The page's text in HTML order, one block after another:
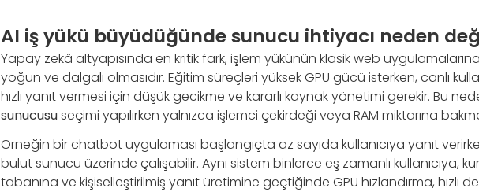
AI iş yükü büyüdüğünde sunucu ihtiyacı neden
Yapay zekâ altyapısında en kritik fark, işlem yükünün klasik web
yoğun ve dalgalı olmasıdır. Eğitim süreçleri yüksek GPU gücü isterken, canlı
hızlı yanıt vermesi için düşük gecikme ve kararlı kaynak yönetimi gerekir. Bu
sunucususeçimi yapılırken yalnızca işlemci çekirdeği veya RAM miktarına
Örneğin bir chatbot uygulaması başlangıçta az sayıda kullanıcıya yanıt
bulut sunucu üzerinde çalışabilir. Aynı sistem binlerce eş zamanlı kullanıcıya,
tabanına ve kişiselleştirilmiş yanıt üretimine geçtiğinde GPU hızlandırma, hızlı